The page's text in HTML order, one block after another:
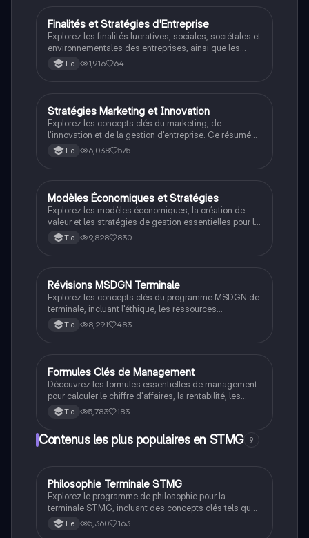
STMG
Finalités et Stratégies d'Entreprise
Explorez les finalités lucratives, sociales, sociétales et
environnementales des entreprises, ainsi que les
ressources, diagnostics stratégiques, et approches
marketing. Ce résumé essentiel pour le bac MSGN
une préparation efficace aux examens.
Tle 1,916 64
STMG
Stratégies Marketing et Innovation
Explorez les concepts clés du marketing, de
l'innovation et de la gestion d'entreprise. Ce résumé
couvre l'étude de marché, les approches marketing, la
digitalisation de la relation client, et les indicateurs de
d'ensemble des stratégies essentielles pour répondre
aux besoins des consommateurs et optimiser la
performance organisationnelle.
Tle 6,038 575
STMG
Modèles Économiques et Stratégies
Explorez les modèles économiques, la création de
valeur et les stratégies de gestion essentielles pour le
BAC MSDGN. Cette fiche de révision couvre les
concepts clés tels que les ressources humaines, les
offre une vue d'ensemble des pratiques commerciales
et des structures organisationnelles.
Tle 9,828 830
STMG
Révisions MSDGN Terminale
Explorez les concepts clés du programme MSDGN de
terminale, incluant l'éthique, les ressources
financières, la communication sociale, et les modèles
économiques. Ce document couvre les chapitres 1 à
Tle 8,291 483
STMG
Formules Clés de Management
Découvrez les formules essentielles de management
pour calculer le chiffre d'affaires, la rentabilité, les
marges et bien plus. Ce résumé inclut des calculs de
profitabilité, de coûts, et d'indicateurs de performance,
idéal pour les étudiants en gestion.
Tle 5,783 183
Contenus les plus populaires en STMG 9
STMG
Philosophie Terminale STMG
Explorez le programme de philosophie pour la
terminale STMG, incluant des concepts clés tels que
la religion, la liberté, la justice, et la vérité. Ce
document propose également une méthodologie
Tle 5,360 163